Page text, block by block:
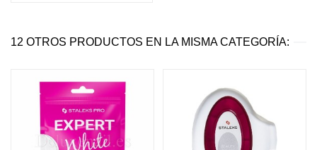
12 OTROS PRODUCTOS EN LA MISMA CATEGORÍA: